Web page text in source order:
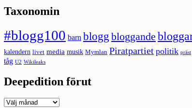
Taxonomin
#blogg100 barn blogg bloggande
kalendern livet media musik Mymlan Piratpartiet politik präst
tåg U2 Wikileaks
Deepedition förut
Deepedition